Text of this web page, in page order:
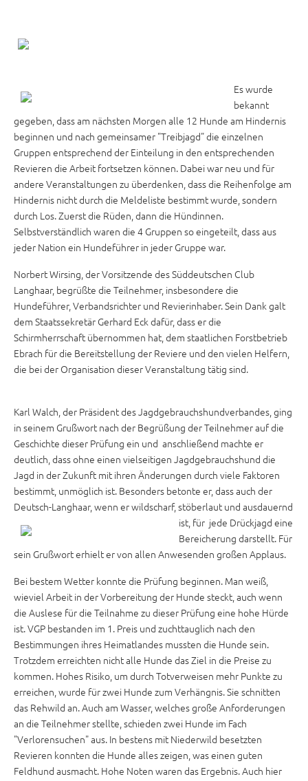
Es wurde
bekannt
gegeben, dass am nächsten Morgen alle 12 Hunde am Hindernis
beginnen und nach gemeinsamer "Treibjagd" die einzelnen
Gruppen entsprechend der Einteilung in den entsprechenden
Revieren die Arbeit fortsetzen können. Dabei war neu und für
andere Veranstaltungen zu überdenken, dass die Reihenfolge am
Hindernis nicht durch die Meldeliste bestimmt wurde, sondern
durch Los. Zuerst die Rüden, dann die Hündinnen.
Selbstverständlich waren die 4 Gruppen so eingeteilt, dass aus
jeder Nation ein Hundeführer in jeder Gruppe war.
Norbert Wirsing, der Vorsitzende des Süddeutschen Club
Langhaar, begrüßte die Teilnehmer, insbesondere die
Hundeführer, Verbandsrichter und Revierinhaber. Sein Dank galt
dem Staatssekretär Gerhard Eck dafür, dass er die
Schirmherrschaft übernommen hat, dem staatlichen Forstbetrieb
Ebrach für die Bereitstellung der Reviere und den vielen Helfern,
die bei der Organisation dieser Veranstaltung tätig sind.
Karl Walch, der Präsident des Jagdgebrauchshundverbandes, ging
in seinem Grußwort nach der Begrüßung der Teilnehmer auf die
Geschichte dieser Prüfung ein und anschließend machte er
deutlich, dass ohne einen vielseitigen Jagdgebrauchshund die
Jagd in der Zukunft mit ihren Änderungen durch viele Faktoren
bestimmt, unmöglich ist. Besonders betonte er, dass auch der
Deutsch-Langhaar, wenn er wildscharf, stöberlaut und ausdauernd
ist, für jede Drückjagd eine
Bereicherung darstellt. Für
sein Grußwort erhielt er von allen Anwesenden großen Applaus.
Bei bestem Wetter konnte die Prüfung beginnen. Man weiß,
wieviel Arbeit in der Vorbereitung der Hunde steckt, auch wenn
die Auslese für die Teilnahme zu dieser Prüfung eine hohe Hürde
ist. VGP bestanden im 1. Preis und zuchttauglich nach den
Bestimmungen ihres Heimatlandes mussten die Hunde sein.
Trotzdem erreichten nicht alle Hunde das Ziel in die Preise zu
kommen. Hohes Risiko, um durch Totverweisen mehr Punkte zu
erreichen, wurde für zwei Hunde zum Verhängnis. Sie schnitten
das Rehwild an. Auch am Wasser, welches große Anforderungen
an die Teilnehmer stellte, schieden zwei Hunde im Fach
"Verlorensuchen" aus. In bestens mit Niederwild besetzten
Revieren konnten die Hunde alles zeigen, was einen guten
Feldhund ausmacht. Hohe Noten waren das Ergebnis. Auch hier